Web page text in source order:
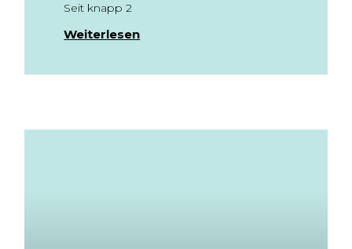
Seit knapp 2
Weiterlesen